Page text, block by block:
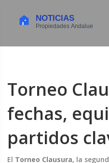
Torneo
fechas,
partidos
El Torneo Clausura, la